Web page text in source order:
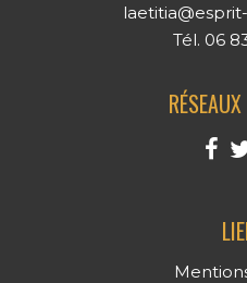
Tél. 06